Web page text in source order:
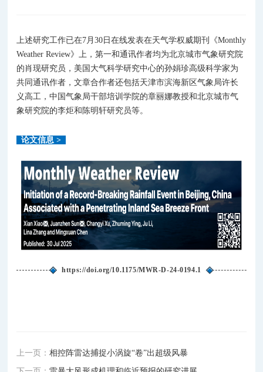
上述研究工作已在7月30日在线发表在天气学权威期刊《Monthly
Weather Review》上，第一和通讯作者均为北京城市气象研究院
的肖现研究员，美国大气科学研究中心的孙娟珍高级科学家为
共同通讯作者 ，文章合作者还包括天津市滨海新区气象局许长
义高工，中国气象局干部培训学院的章丽娜教授和北京城市气
象研究院的李炬和陈明轩研究员等。
论文信息>
https://doi.org/10.1175/MWR-D-24-0194.1
上一页：相控阵雷达捕捉小涡旋“卷”出超级风暴